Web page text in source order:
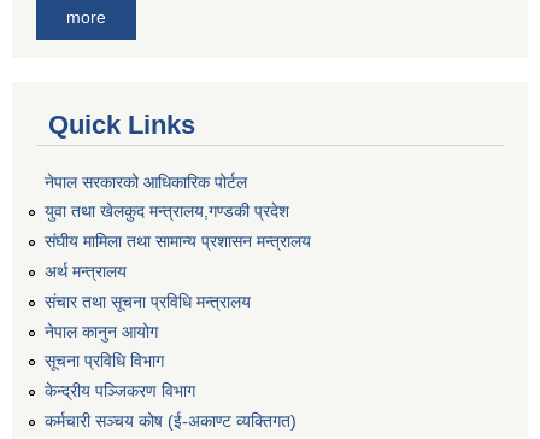
more
Quick Links
नेपाल सरकारको आधिकारिक पोर्टल
युवा तथा खेलकुद मन्त्रालय,गण्डकी प्रदेश
संघीय मामिला तथा सामान्य प्रशासन मन्त्रालय
अर्थ मन्त्रालय
संचार तथा सूचना प्रविधि मन्त्रालय
नेपाल कानुन आयोग
सूचना प्रविधि विभाग
केन्द्रीय पञ्जिकरण विभाग
कर्मचारी सञ्‍चय कोष (ई‍-अकाण्ट व्यक्तिगत)